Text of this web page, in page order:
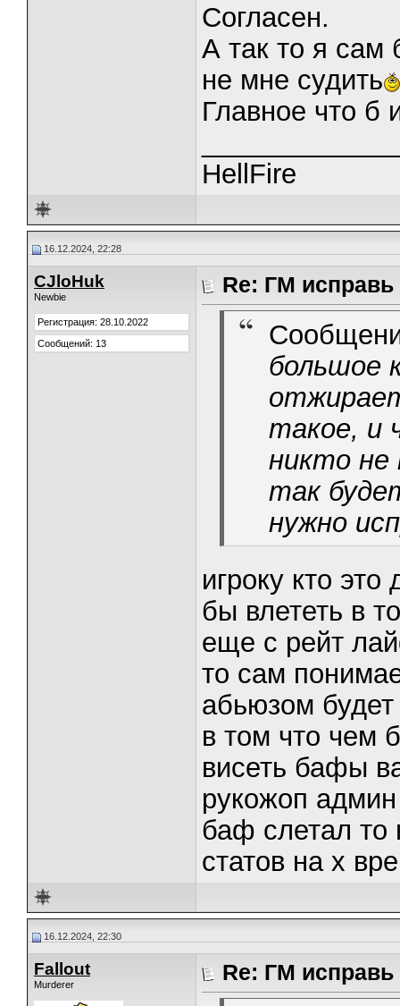
Согласен.
А так то я сам
не мне судить
Главное что б
HellFire
16.12.2024, 22:28
CJloHuk
Newbie
Регистрация: 28.10.2022
Сообщений: 13
Re: ГМ
большое
такое, и
никто не
так
нужно
игроку кто
бы влететь в
еще с рейт
то сам
абьюзом будет
в том что чем
висеть бафы
рукожоп
баф слетал то
статов на х
16.12.2024, 22:30
Fallout
Murderer Re: ГМ